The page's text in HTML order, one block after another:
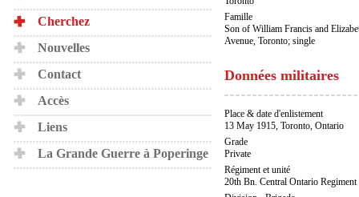
Cherchez
Nouvelles
Contact
Accès
Liens
La Grande Guerre à Poperinge
Famille
Son of William Francis and
Avenue, Toronto; single
Données militaires
Place & date d'enlistement
13 May 1915, Toronto, Ontario
Grade
Private
Régiment et unité
20th Bn. Central Ontario Regiment